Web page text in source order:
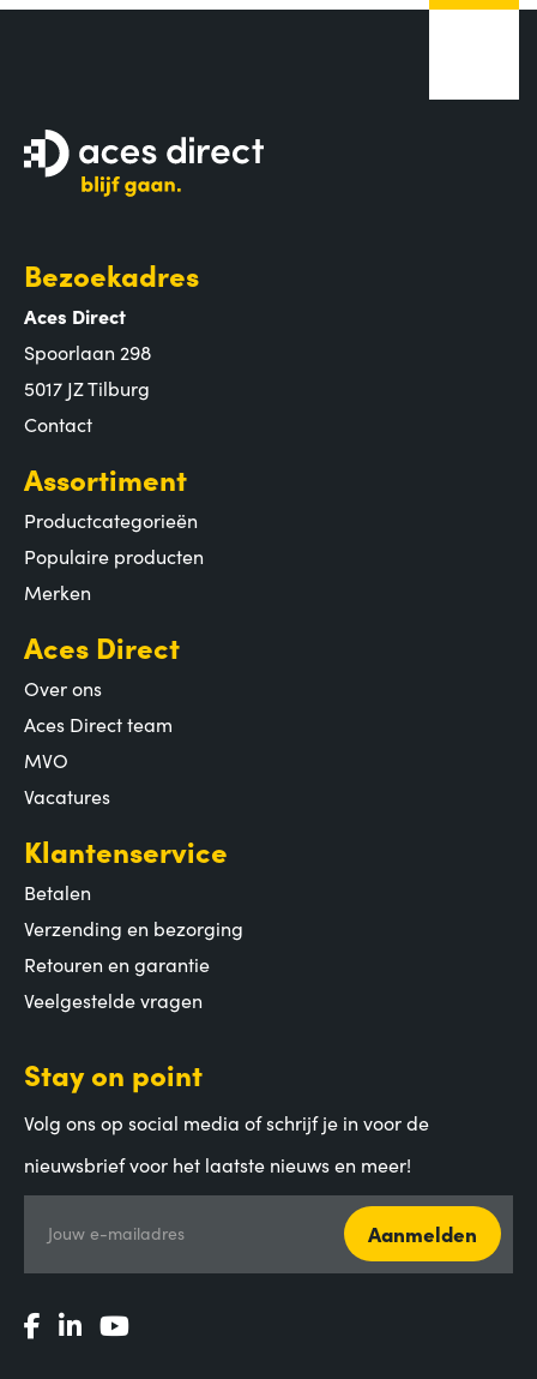
Bezoekadres
Aces Direct
Spoorlaan 298
5017 JZ Tilburg
Contact
Assortiment
Productcategorieën
Populaire producten
Merken
Aces Direct
Over ons
Aces Direct team
MVO
Vacatures
Klantenservice
Betalen
Verzending en bezorging
Retouren en garantie
Veelgestelde vragen
Stay on point
Volg ons op social media of schrijf je in voor de
nieuwsbrief voor het laatste nieuws en meer!
Jouw e-mailadres Aanmelden